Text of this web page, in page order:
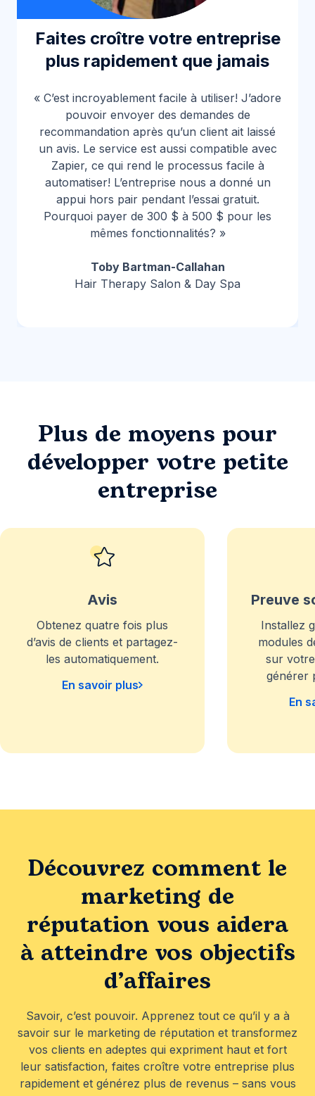
Faites croître votre entreprise
plus rapidement que jamais
« C’est incroyablement facile à utiliser! J’adore
pouvoir envoyer des demandes de
recommandation après qu’un client ait laissé
un avis. Le service est aussi compatible avec
Zapier, ce qui rend le processus facile à
automatiser! L’entreprise nous a donné un
appui hors pair pendant l’essai gratuit.
Pourquoi payer de 300 $ à 500 $ pour les
mêmes fonctionnalités? »
Toby Bartman-Callahan
Hair Therapy Salon & Day Spa
Plus de moyens pour
développer votre petite
entreprise
Avis
Obtenez quatre fois plus
d’avis de clients et partagez-
les automatiquement.
En savoir plus
Preuve
Installez
modules
sur
générer
En
Découvrez comment le
marketing de
réputation vous aidera
à atteindre vos objectifs
d’affaires
Savoir, c’est pouvoir. Apprenez tout ce qu’il y a à
savoir sur le marketing de réputation et transformez
vos clients en adeptes qui expriment haut et fort
leur satisfaction, faites croître votre entreprise plus
rapidement et générez plus de revenus – sans vous